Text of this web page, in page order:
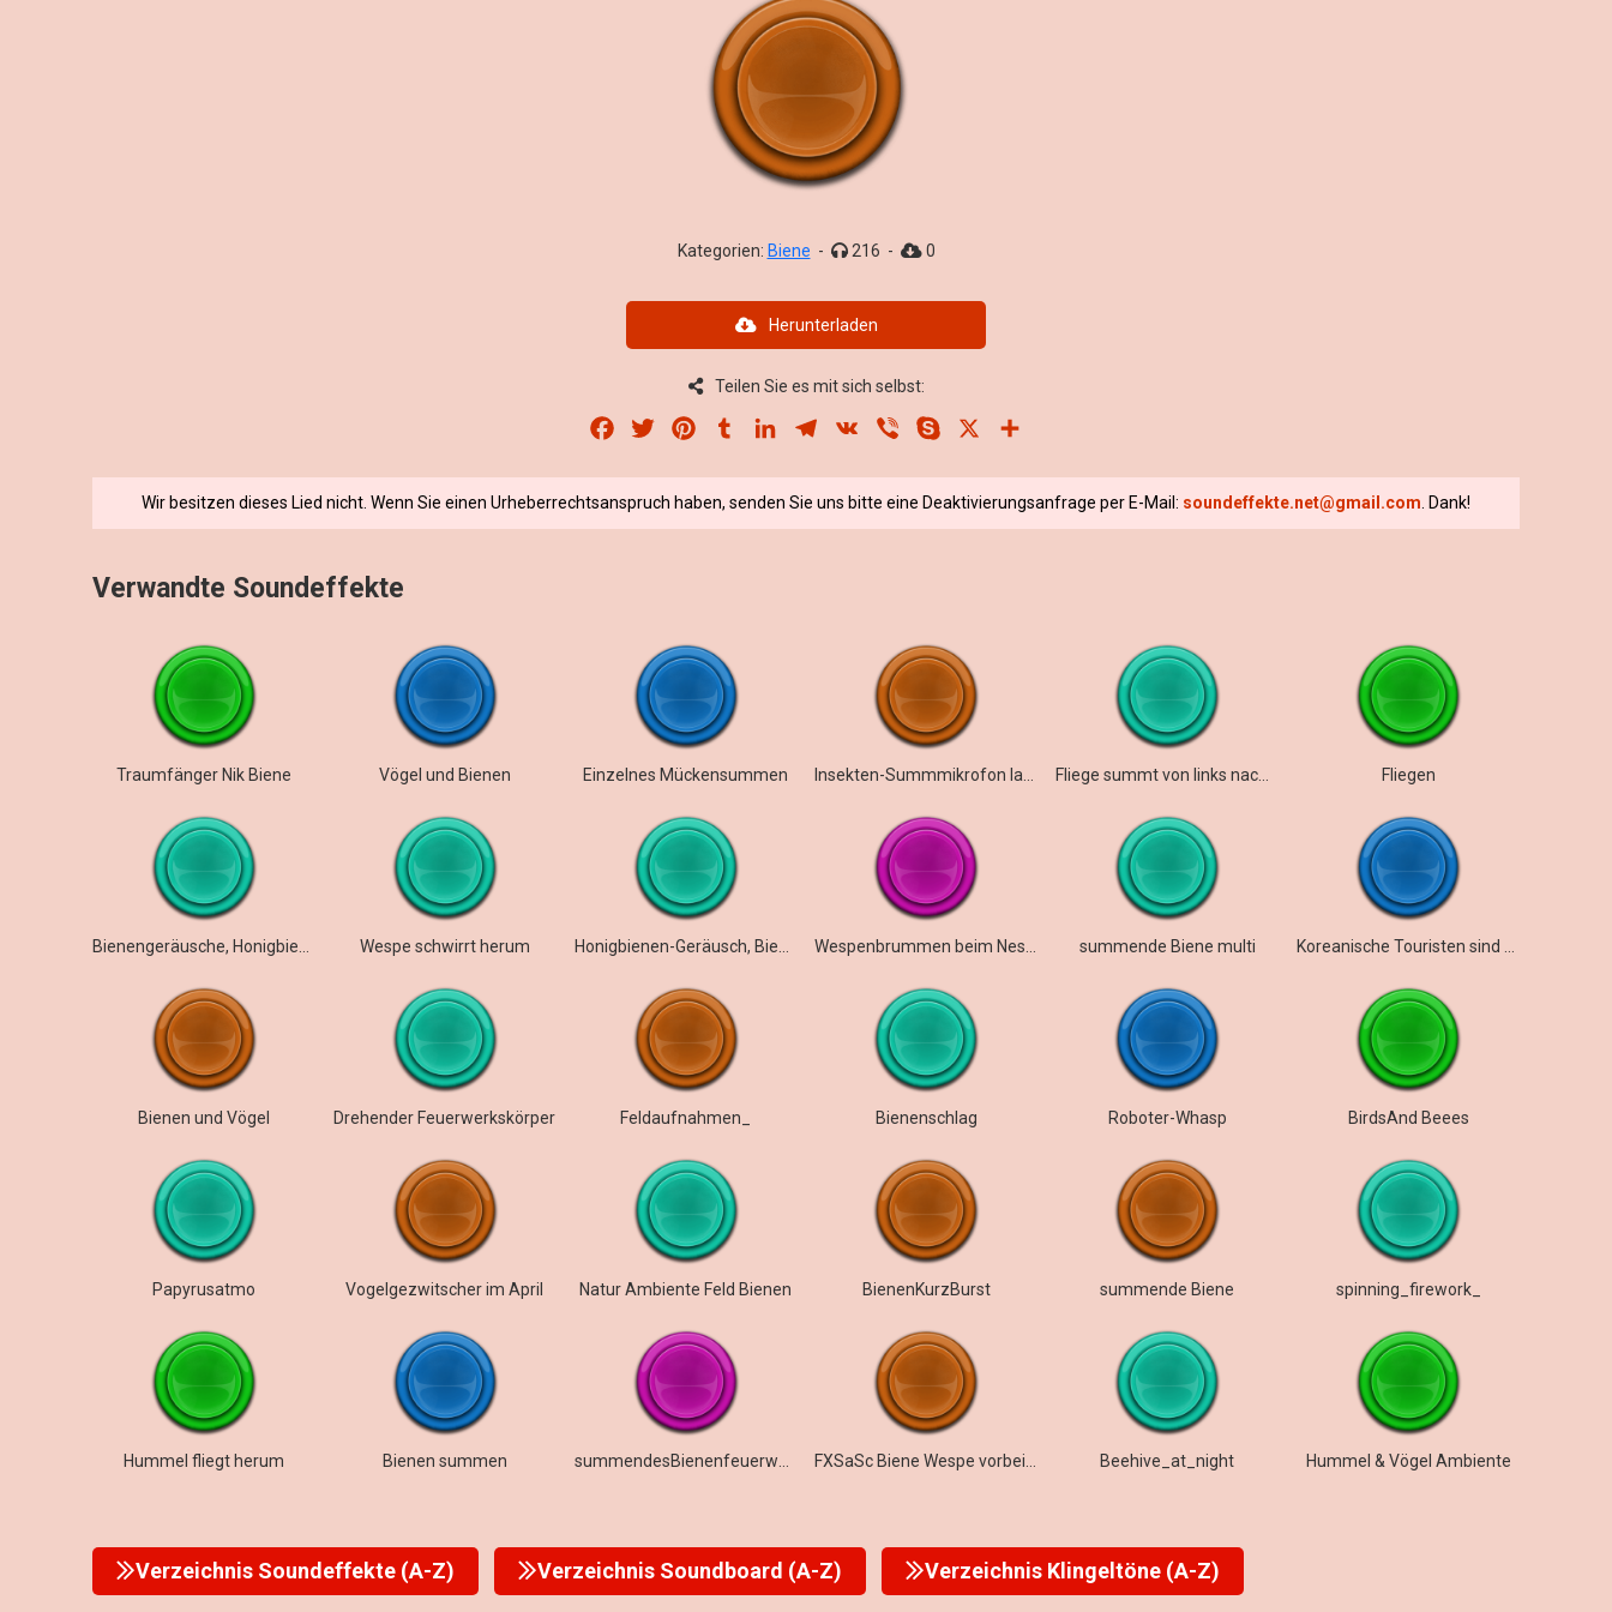
Kategorien: Biene - 216 - 0
Herunterladen
Teilen Sie es mit sich selbst:
Facebook
Twitter PinterestTumblrLinkedInTelegram
VK Viber Skype
Wir besitzen dieses Lied nicht. Wenn Sie einen Urheberrechtsanspruch haben, senden Sie uns bitte eine Deaktivierungsanfrage per E-Mail: soundeffekte.net@gmail.com . Dank!
Verwandte Soundeffekte
Traumfänger Nik Biene Vögel und Bienen Einzelnes Mückensummen Fliegen
Wespe schwirrt herum summende Biene multi
Bienen und Vögel Drehender Feuerwerkskörper Feldaufnahmen_ Bienenschlag Roboter-Whasp BirdsAnd Beees
Papyrusatmo Vogelgezwitscher im April Natur Ambiente Feld Bienen BienenKurzBurst summende Biene spinning_firework_
Hummel fliegt herum Bienen summen Beehive_at_night Hummel & Vögel Ambiente
Verzeichnis Soundeffekte (A-Z) Verzeichnis Soundboard (A-Z) Verzeichnis Klingeltöne (A-Z)